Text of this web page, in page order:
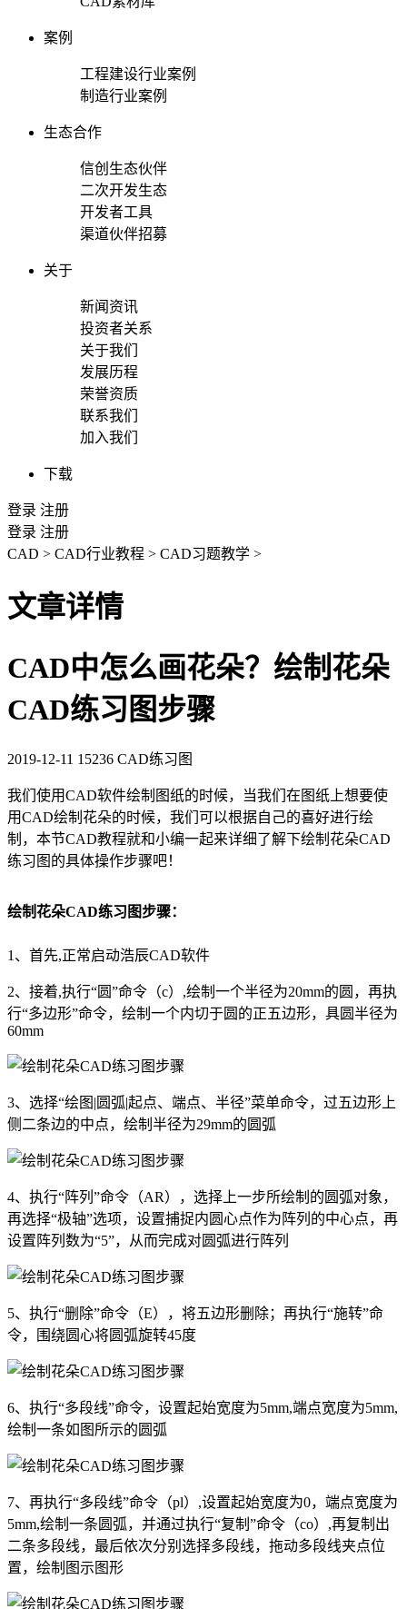
案例
工程建设行业案例
制造行业案例
生态合作
信创生态伙伴
二次开发生态
开发者工具
渠道伙伴招募
关于
新闻资讯
投资者关系
关于我们
发展历程
荣誉资质
联系我们
加入我们
下载
登录 注册
登录 注册
CAD > CAD行业教程 > CAD习题教学 >
文章详情
CAD中怎么画花朵？绘制花朵
CAD练习图步骤
2019-12-11 15236 CAD练习图
我们使用CAD软件绘制图纸的时候，当我们在图纸上想要使
用CAD绘制花朵的时候，我们可以根据自己的喜好进行绘
制，本节CAD教程就和小编一起来详细了解下绘制花朵CAD
练习图 的具体操作步骤吧！
绘制花朵CAD练习 图步骤：
1、首先,正常启动浩辰CAD软件
2、接着,执行“圆”命令（c）,绘制一个半径为20mm的圆，再执
行“多边形”命令，绘制一个内切于圆的正五边形，具圆半径为
60mm
3、选择“绘图|圆弧|起点、端点、半径”菜单命令，过五边形上
侧二条边的中点，绘制半径为29mm的圆弧
4、执行“阵列”命令（AR），选择上一步所绘制的圆弧对象，
再选择“极轴”选项，设置捕捉内圆心点作为阵列的中心点，再
设置阵列数为“5”，从而完成对圆弧进行阵列
5、执行“删除”命令（E），将五边形删除；再执行“施转”命
令，围绕圆心将圆弧旋转45度
6、执行“多段线”命令，设置起始宽度为5mm,端点宽度为5mm,
绘制一条如图所示的圆弧
7、再执行“多段线”命令（pl）,设置起始宽度为0，端点宽度为
5mm,绘制一条圆弧，并通过执行“复制”命令（co）,再复制出
二条多段线，最后依次分别选择多段线，拖动多段线夹点位
置，绘制图示图形